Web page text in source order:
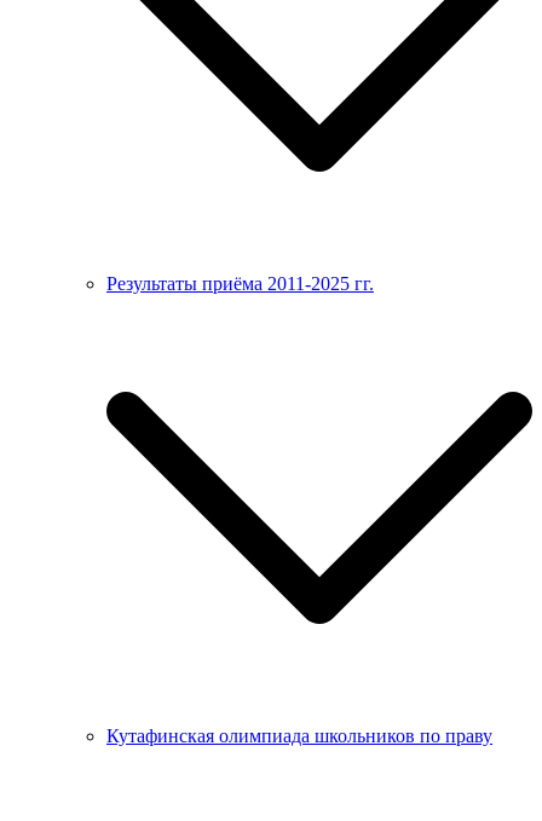
Результаты приёма 2011-2025 гг.
Кутафинская олимпиада школьников по праву